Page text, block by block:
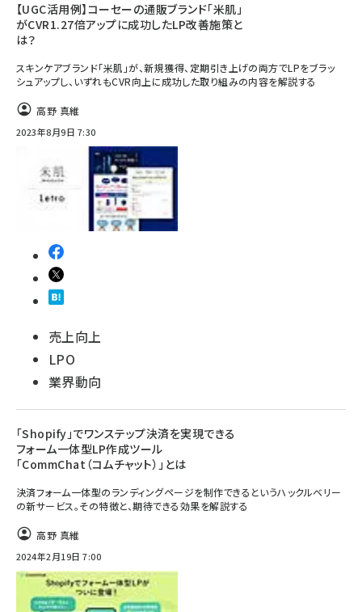
【UGC活用例】コーセーの通販ブランド「米肌」
がCVR1.27倍アップに成功したLP改善施策と
は？
スキンケアブランド「米肌」が、新規獲得、定期引き上げの両方でLPをブラッ
シュアップし、いずれもCVR向上に成功した取り組みの内容を解説する
高野 真維
2023年8月9日 7:30
売上向上
LPO
業界動向
「Shopify」でワンステップ決済を実現できる
フォーム一体型LP作成ツール
「CommChat（コムチャット）」とは
決済フォーム一体型のランディングページを制作できるというハックルベリー
の新サービス。その特徴と、期待できる効果を解説する
高野 真維
2024年2月19日 7:00